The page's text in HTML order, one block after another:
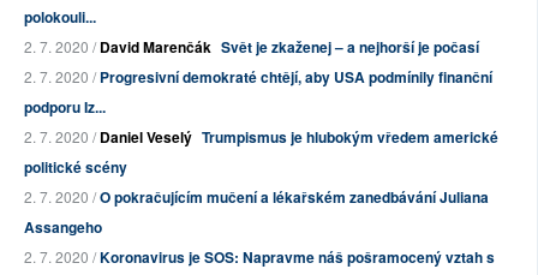
polokouli...
2. 7. 2020 /David Marenčák Svět je zkaženej – a nejhorší je počasí
2. 7. 2020 /Progresivní demokraté chtějí, aby USA podmínily finanční
podporu Iz...
2. 7. 2020 /Daniel Veselý Trumpismus je hlubokým vředem americké
politické scény
2. 7. 2020 /O pokračujícím mučení a lékařském zanedbávání Juliana
Assangeho
2. 7. 2020 /Koronavirus je SOS: Napravme náš pošramocený vztah s